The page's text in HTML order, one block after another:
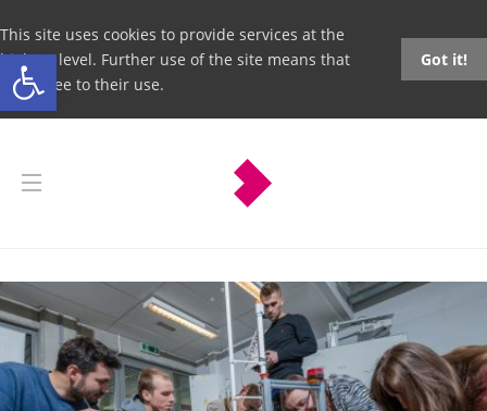
Open toolbar
This site uses cookies to provide services at the
highest level. Further use of the site means that
you agree to their use.
Got it!